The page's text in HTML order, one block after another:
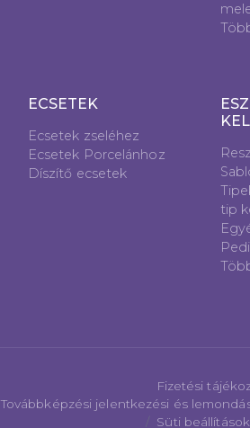
ECSETEK
Ecsetek zseléhez
Ecsetek Porcelánhoz
Díszítő ecsetek
tip
Fizetési
Továbbképzési jelentkezési és
Süti beállítások